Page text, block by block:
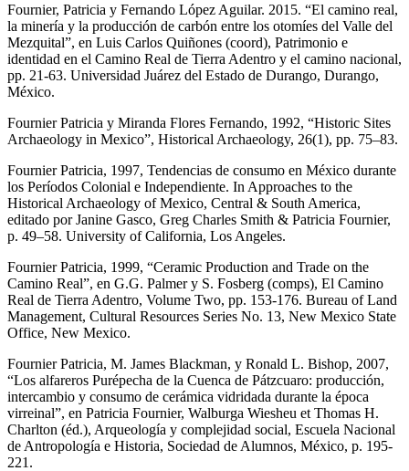
Fournier, Patricia y Fernando López Aguilar. 2015. “El camino real,
la minería y la producción de carbón entre los otomíes del Valle del
Mezquital”, en Luis Carlos Quiñones (coord), Patrimonio e
identidad en el Camino Real de Tierra Adentro y el camino nacional,
pp. 21-63. Universidad Juárez del Estado de Durango, Durango,
México.
Fournier Patricia y Miranda Flores Fernando, 1992, “Historic Sites
Archaeology in Mexico”, Historical Archaeology, 26(1), pp. 75–83.
Fournier Patricia, 1997, Tendencias de consumo en México durante
los Períodos Colonial e Independiente. In Approaches to the
Historical Archaeology of Mexico, Central & South America,
editado por Janine Gasco, Greg Charles Smith & Patricia Fournier,
p. 49–58. University of California, Los Angeles.
Fournier Patricia, 1999, “Ceramic Production and Trade on the
Camino Real”, en G.G. Palmer y S. Fosberg (comps), El Camino
Real de Tierra Adentro, Volume Two, pp. 153-176. Bureau of Land
Management, Cultural Resources Series No. 13, New Mexico State
Office, New Mexico.
Fournier Patricia, M. James Blackman, y Ronald L. Bishop, 2007,
“Los alfareros Purépecha de la Cuenca de Pátzcuaro: producción,
intercambio y consumo de cerámica vidridada durante la época
virreinal”, en Patricia Fournier, Walburga Wiesheu et Thomas H.
Charlton (éd.), Arqueología y complejidad social, Escuela Nacional
de Antropología e Historia, Sociedad de Alumnos, México, p. 195‐
221.